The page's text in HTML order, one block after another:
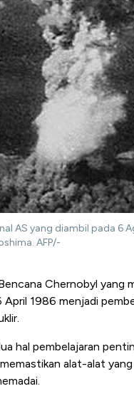
AS yang diambil pada 6
AFP/-
Chernobyl yang
April 1986 menjadi
hal pembelajaran
alat-alat